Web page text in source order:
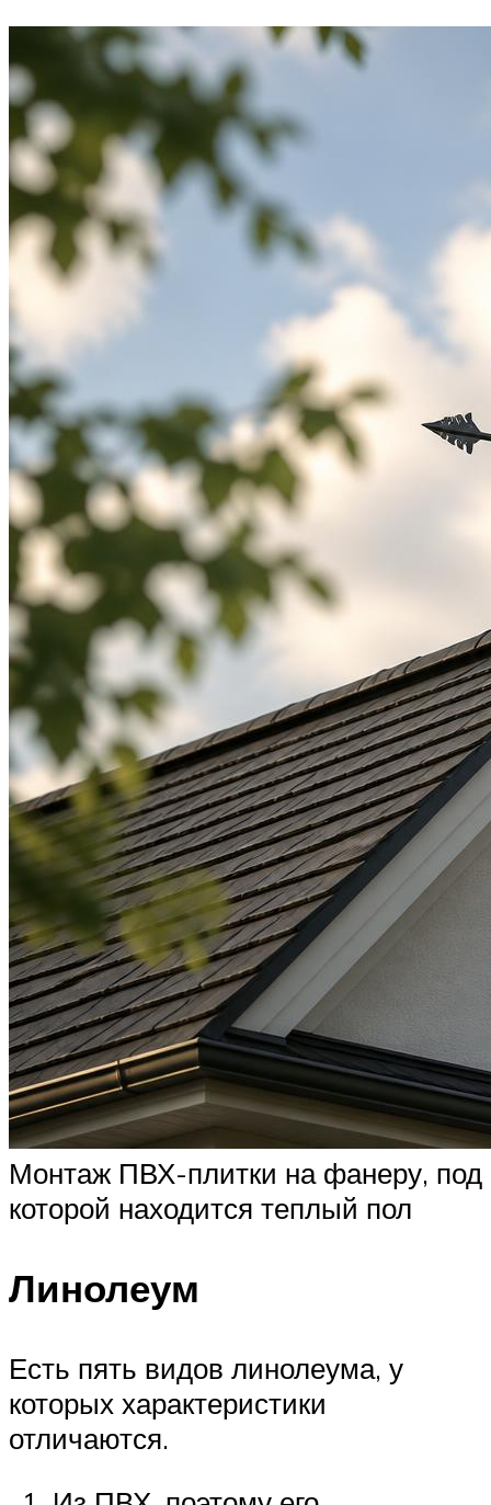
Монтаж ПВХ-плитки на фанеру, под
которой находится теплый пол
Линолеум
Есть пять видов линолеума, у
которых характеристики
отличаются.